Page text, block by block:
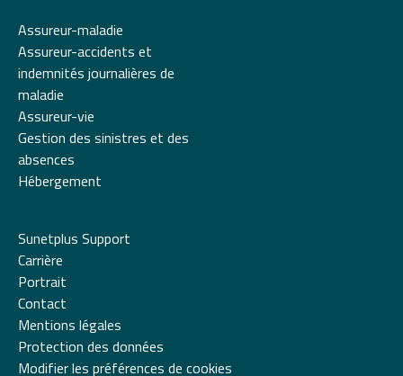
Assureur-maladie
Assureur-accidents et
indemnités journalières de
maladie
Assureur-vie
Gestion des sinistres et des
absences
Hébergement
Sunetplus Support
Carrière
Portrait
Contact
Mentions légales
Protection des données
Modifier les préférences de cookies